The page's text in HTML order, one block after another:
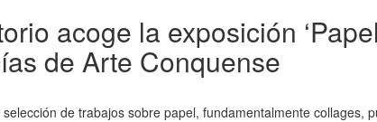
acoge la exposición
de Arte Conquense
de trabajos sobre papel, fundamentalmente collages,